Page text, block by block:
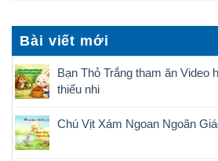
Bài viết mới
Bạn Thỏ Trắng tham ăn Video
thiếu nhi
Chú Vịt Xám Ngoan Ngoãn